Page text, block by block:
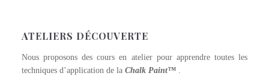
ATELIERS DÉCOUVERTE
Nous proposons des cours en atelier pour apprendre toutes les
techniques d’application de la Chalk Paint™.